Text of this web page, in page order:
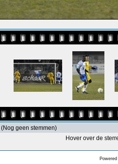
(Nog geen stemmen)
Hover over de